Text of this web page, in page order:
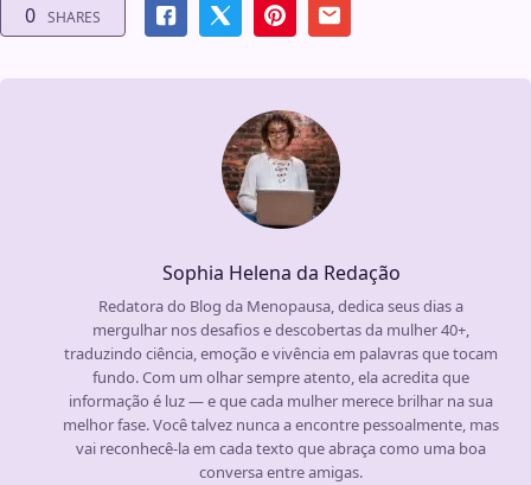
0 SHARES
Sophia Helena da Redação
Redatora do Blog da Menopausa, dedica seus dias a
mergulhar nos desafios e descobertas da mulher 40+,
traduzindo ciência, emoção e vivência em palavras que tocam
fundo. Com um olhar sempre atento, ela acredita que
informação é luz — e que cada mulher merece brilhar na sua
melhor fase. Você talvez nunca a encontre pessoalmente, mas
vai reconhecê-la em cada texto que abraça como uma boa
conversa entre amigas.